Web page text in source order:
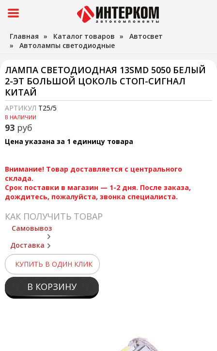
Главная » Каталог товаров » Автосвет
» Автолампы светодиодные
ЛАМПА СВЕТОДИОДНАЯ 13SMD 5050 БЕЛЫЙ
2-ЭТ БОЛЬШОЙ ЦОКОЛЬ СТОП-СИГНАЛ
КИТАЙ
АРТИКУЛ Т25/5
В НАЛИЧИИ
93 руб
Цена указана за 1 единицу товара
Внимание! Товар доставляется с центрального
склада.
Срок поставки в магазин — 1-2 дня. После заказа,
дождитесь, пожалуйста, звонка специалиста.
КАК ПОЛУЧИТЬ ТОВАР
Самовывоз
Доставка
КУПИТЬ В ОДИН КЛИК
В КОРЗИНУ